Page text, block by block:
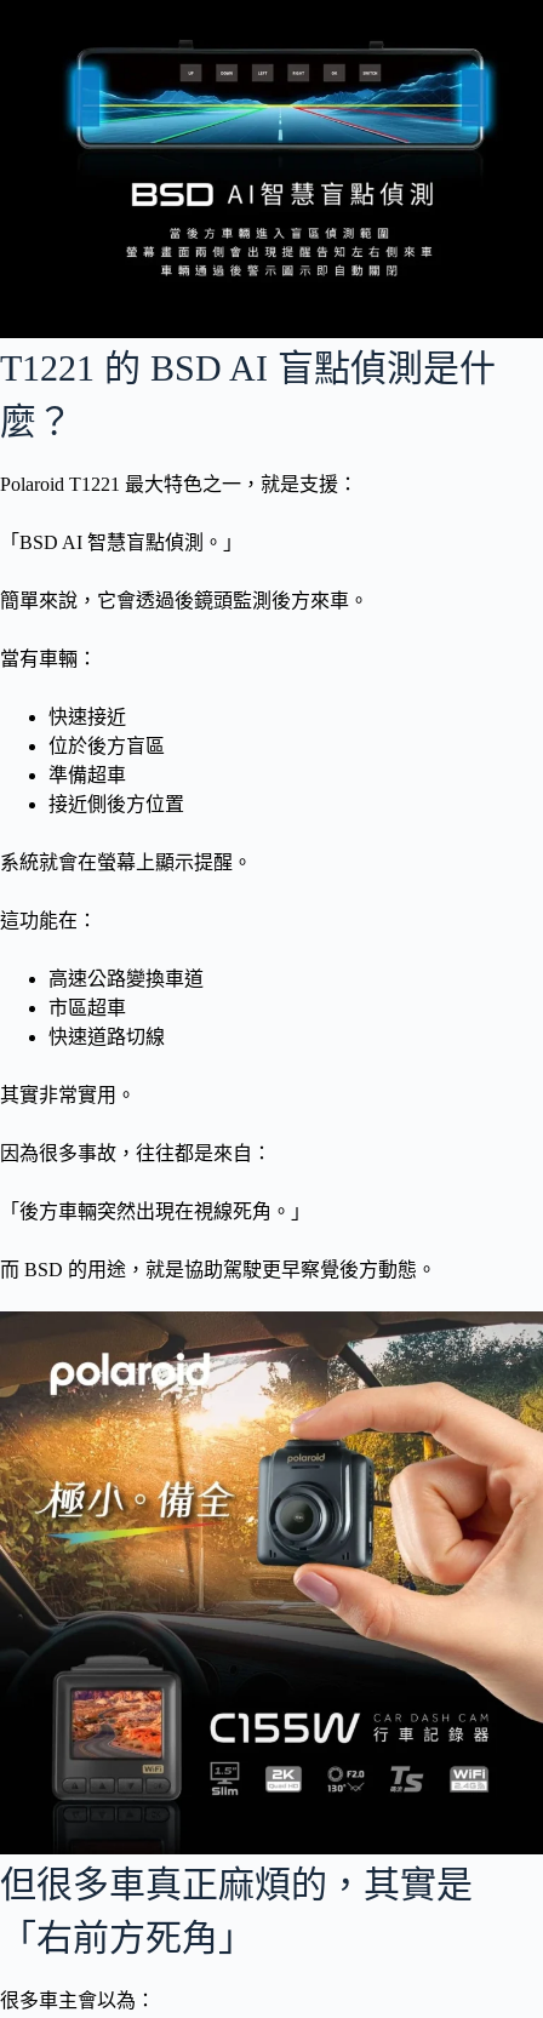
T1221 的 BSD AI 盲點偵測是什
麼？
Polaroid T1221 最大特色之一，就是支援：
「BSD AI 智慧盲點偵測。」
簡單來說，它會透過後鏡頭監測後方來車。
當有車輛：
快速接近
位於後方盲區
準備超車
接近側後方位置
系統就會在螢幕上顯示提醒。
這功能在：
高速公路變換車道
市區超車
快速道路切線
其實非常實用。
因為很多事故，往往都是來自：
「後方車輛突然出現在視線死角。」
而 BSD 的用途，就是協助駕駛更早察覺後方動態。
但很多車真正麻煩的，其實是
「右前方死角」
很多車主會以為：